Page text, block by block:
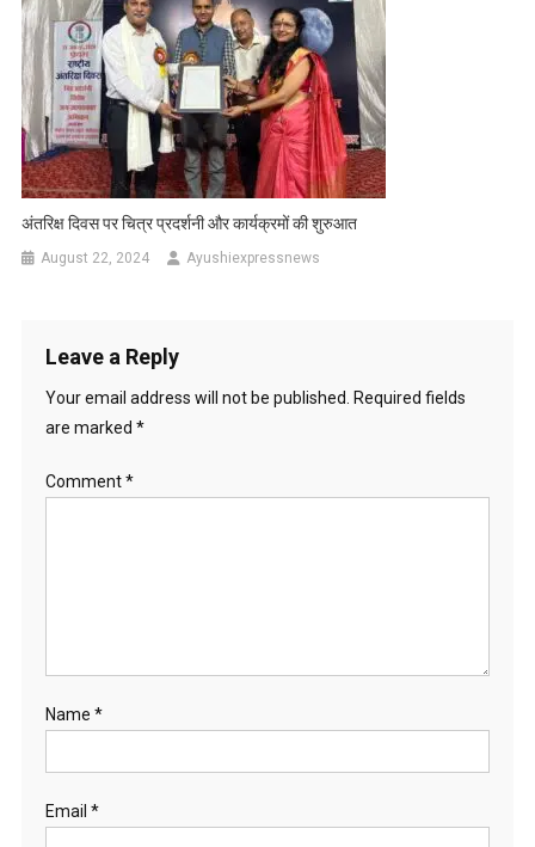
अंतरिक्ष दिवस पर चित्र प्रदर्शनी और कार्यक्रमों की शुरुआत
August 22, 2024 Ayushiexpressnews
Leave a Reply
Your email address will not be published.
Required fields
are marked *
Comment*
Name *
Email *